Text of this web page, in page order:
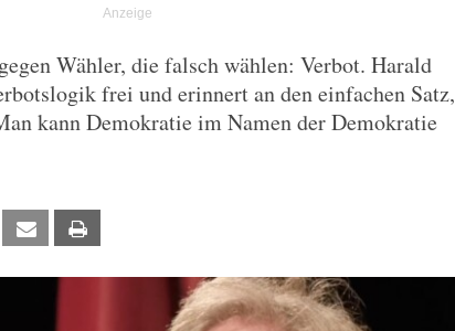
Wähler, die falsch wählen: Verbot. Harald
frei und erinnert an den einfachen Satz,
kann Demokratie im Namen der Demokratie
Xing Email